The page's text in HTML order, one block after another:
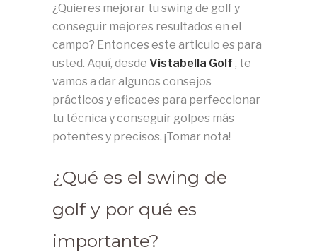
¿Quieres mejorar tu swing de golf y
conseguir mejores resultados en el
campo? Entonces este articulo es para
usted. Aquí, desde Vistabella Golf , te
vamos a dar algunos consejos
prácticos y eficaces para perfeccionar
tu técnica y conseguir golpes más
potentes y precisos. ¡Tomar nota!
¿Qué es el swing de
golf y por qué es
importante?